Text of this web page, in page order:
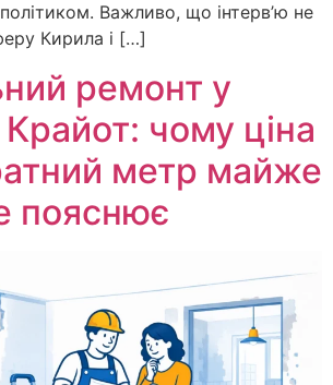
Важливо, що інтерв’ю не
Кирила і […]
ремонт у
Крайот: чому ціна
метр майже
пояснює